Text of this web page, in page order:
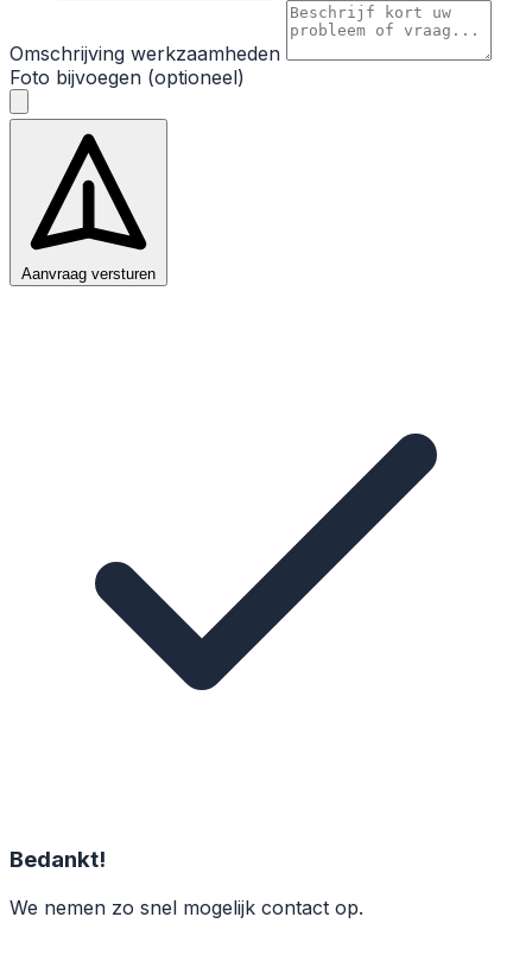
Omschrijving werkzaamheden
Foto bijvoegen (optioneel)
Aanvraag versturen
Bedankt!
We nemen zo snel mogelijk contact op.